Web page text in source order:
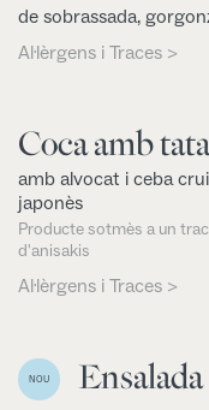
de sobrassada,
Al·lèrgens i Traces >
Coca amb
amb alvocat i ceba
japonès
Producte sotmès a un
d'anisakis
Al·lèrgens i Traces >
NOU